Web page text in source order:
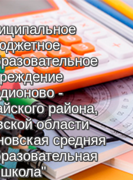
-
района,
области
средняя
школа"